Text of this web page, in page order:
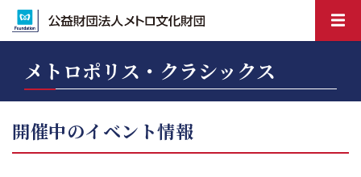
メトロポリス・クラシックス
開催中のイベント情報